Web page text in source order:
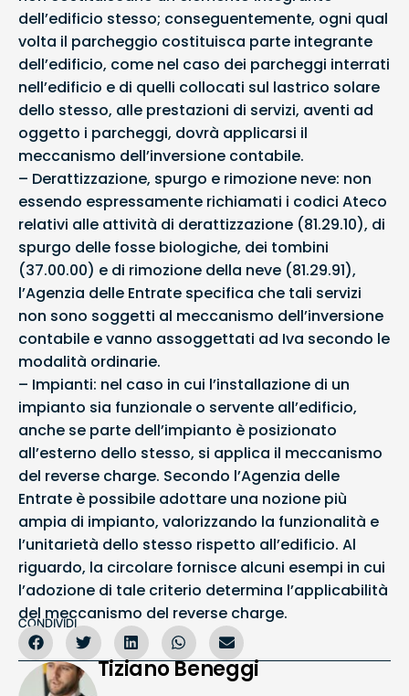
dell’edificio stesso; conseguentemente, ogni qual
volta il parcheggio costituisca parte integrante
dell’edificio, come nel caso dei parcheggi interrati
nell’edificio e di quelli collocati sul lastrico solare
dello stesso, alle prestazioni di servizi, aventi ad
oggetto i parcheggi, dovrà applicarsi il
meccanismo dell’inversione contabile.
– Derattizzazione, spurgo e rimozione neve: non
essendo espressamente richiamati i codici Ateco
relativi alle attività di derattizzazione (81.29.10), di
spurgo delle fosse biologiche, dei tombini
(37.00.00) e di rimozione della neve (81.29.91),
l’Agenzia delle Entrate specifica che tali servizi
non sono soggetti al meccanismo dell’inversione
contabile e vanno assoggettati ad Iva secondo le
modalità ordinarie.
– Impianti: nel caso in cui l’installazione di un
impianto sia funzionale o servente all’edificio,
anche se parte dell’impianto è posizionato
all’esterno dello stesso, si applica il meccanismo
del reverse charge. Secondo l’Agenzia delle
Entrate è possibile adottare una nozione più
ampia di impianto, valorizzando la funzionalità e
l’unitarietà dello stesso rispetto all’edificio. Al
riguardo, la circolare fornisce alcuni esempi in cui
l’adozione di tale criterio determina l’applicabilità
del meccanismo del reverse charge.
CONDIVIDI
Tiziano Beneggi